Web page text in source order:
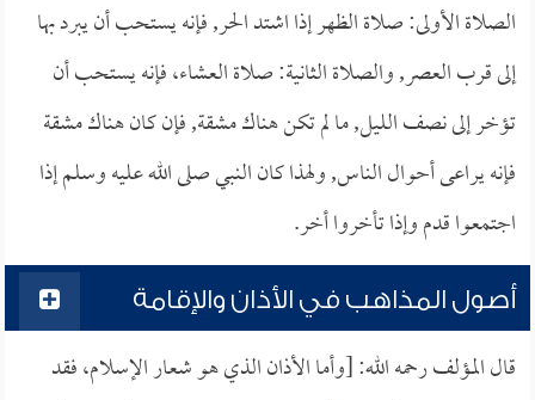
الصلاة الأولى: صلاة الظهر إذا اشتد الحر, فإنه يستحب أن يبرد بها
إلى قرب العصر, والصلاة الثانية: صلاة العشاء، فإنه يستحب أن
تؤخر إلى نصف الليل, ما لم تكن هناك مشقة, فإن كان هناك مشقة
فإنه يراعى أحوال الناس, ولهذا كان النبي صلى الله عليه وسلم إذا
اجتمعوا قدم وإذا تأخروا أخر.
أصول المذاهب في الأذان والإقامة
قال المؤلف رحمه الله: [وأما الأذان الذي هو شعار الإسلام، فقد